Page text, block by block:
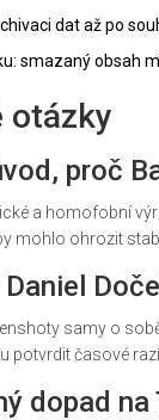
dat až po
smazaný obsah
otázky
proč
a homofobní
mohlo ohrozit
samy o
potvrdit časové
dopad